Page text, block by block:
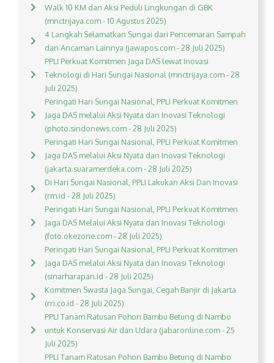
Walk 10 KM dan Aksi Peduli Lingkungan di GBK
(mnctrijaya.com - 10 Agustus 2025)
4 Langkah Selamatkan Sungai dari Pencemaran Sampah
dan Ancaman Lainnya (jawapos.com - 28 Juli 2025)
PPLI Perkuat Komitmen Jaga DAS lewat Inovasi
Teknologi di Hari Sungai Nasional (mnctrijaya.com - 28
Juli 2025)
Peringati Hari Sungai Nasional, PPLI Perkuat Komitmen
Jaga DAS melalui Aksi Nyata dan Inovasi Teknologi
(photo.sindonews.com - 28 Juli 2025)
Peringati Hari Sungai Nasional, PPLI Perkuat Komitmen
Jaga DAS melalui Aksi Nyata dan Inovasi Teknologi
(jakarta.suaramerdeka.com - 28 Juli 2025)
Di Hari Sungai Nasional, PPLI Lakukan Aksi Dan Inovasi
(rm.id - 28 Juli 2025)
Peringati Hari Sungai Nasional, PPLI Perkuat Komitmen
Jaga DAS Melalui Aksi Nyata dan Inovasi Teknologi
(foto.okezone.com - 28 Juli 2025)
Peringati Hari Sungai Nasional, PPLI Perkuat Komitmen
Jaga DAS melalui Aksi Nyata dan Inovasi Teknologi
(sinarharapan.id - 28 Juli 2025)
Komitmen Swasta Jaga Sungai, Cegah Banjir di Jakarta
(rri.co.id - 28 Juli 2025)
PPLI Tanam Ratusan Pohon Bambu Betung di Nambo
untuk Konservasi Air dan Udara (jabaronline.com - 25
Juli 2025)
PPLI Tanam Ratusan Pohon Bambu Betung di Nambo